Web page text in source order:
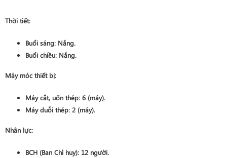
Thời tiết:
Buổi sáng: Nắng.
Buổi chiều: Nắng.
Máy móc thiết bị:
Máy cắt, uốn thép: 6 (máy).
Máy duỗi thép: 2 (máy).
Nhân lực:
BCH (Ban Chỉ huy): 12 người.